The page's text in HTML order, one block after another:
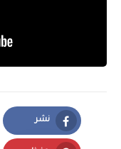
نشر
Facebook